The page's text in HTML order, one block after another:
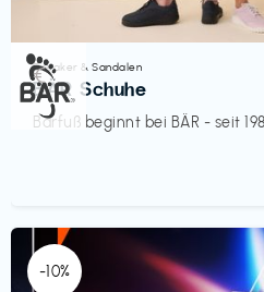
Sneaker & Sandalen
BÄR Schuhe
Barfuß beginnt bei BÄR - seit
€‎
-10%